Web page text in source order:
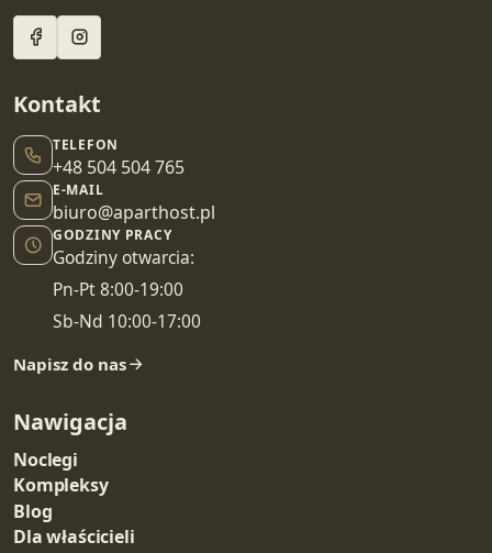
Kontakt
TELEFON
+48 504 504 765
E-MAIL
biuro@aparthost.pl
GODZINY PRACY
Godziny otwarcia:
Pn-Pt 8:00-19:00
Sb-Nd 10:00-17:00
Napisz do nas
Nawigacja
Noclegi
Kompleksy
Blog
Dla właścicieli